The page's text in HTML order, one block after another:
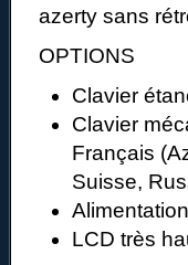
azerty sans
OPTIONS
Clavier
Clavier
Français
Suisse,
LCD très